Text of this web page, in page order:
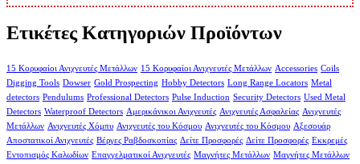
Ετικέτες Κατηγοριών Προϊόντων
15 Κορυφαίοι Ανιχνευτές Μετάλλων 15 Κορυφαίοι Ανιχνευτές Μετάλλων Accessories Coils
Digging Tools Dowser Gold Prospecting Hobby Detectors Long Range Locators Metal
detectors Pendulums Professional Detectors Pulse Induction Security Detectors Used Metal
Detectors Waterproof Detectors Αμερικάνικοι Ανιχνευτές Ανιχνευτές Ασφαλείας Ανιχνευτές
Μετάλλων Ανιχνευτές Χόμπυ Ανιχνευτές του Κόσμου Ανιχνευτές του Κόσμου Αξεσουάρ
Αποστατικοί Ανιχνευτές Βέργες Ραβδοσκοπίας Δείτε Προσφορές Δείτε Προσφορές Εκκρεμές
Εντοπισμός Καλωδίων Επαγγελματικοί Ανιχνευτές Μαγνήτες Μετάλλων Μαγνήτες Μετάλλων